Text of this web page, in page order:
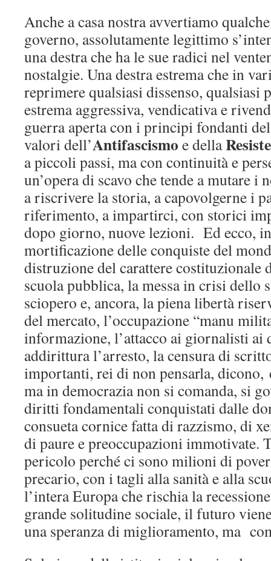
Anche a casa nostra avvertiamo
governo, assolutamente legittimo
una destra che ha le sue radici nel
nostalgie. Una destra estrema che in
reprimere qualsiasi dissenso, qualsiasi
estrema aggressiva, vendicativa e
guerra aperta con i principi fondanti
valori dell’Antifascismo e della
a piccoli passi, ma con continuità e
un’opera di scavo che tende a mutare
a riscrivere la storia, a capovolgerne i
riferimento, a impartirci, con storici
dopo giorno, nuove lezioni. Ed ecco,
mortificazione delle conquiste del
distruzione del carattere costituzionale
scuola pubblica, la messa in crisi dello
sciopero e, ancora, la piena libertà
del mercato, l’occupazione “manu
informazione, l’attacco ai giornalisti ai
addirittura l’arresto, la censura di
importanti, rei di non pensarla, dicono,
ma in democrazia non si comanda, si
diritti fondamentali conquistati dalle
consueta cornice fatta di razzismo, di
di paure e preoccupazioni immotivate.
pericolo perché ci sono milioni di
precario, con i tagli alla sanità e alla
l’intera Europa che rischia la
grande solitudine sociale, il futuro
una speranza di miglioramento, ma